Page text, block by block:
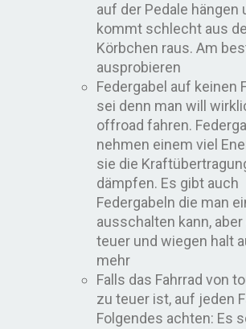
auf der Pedale hängen
kommt schlecht aus
Körbchen raus. Am
ausprobieren
Federgabel auf keinen
sei denn man will
offroad fahren.
nehmen einem viel
sie die
dämpfen. Es gibt auch
Federgabeln die man
ausschalten kann, aber
teuer und wiegen halt
mehr
Falls das Fahrrad von
zu teuer ist, auf jeden
Folgendes achten: Es